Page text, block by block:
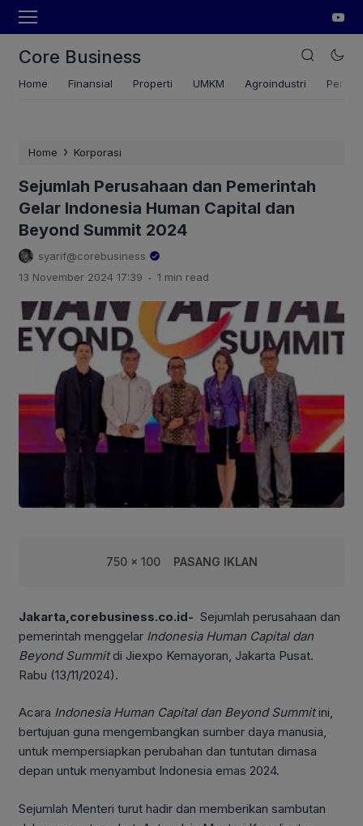
Core Business
Home Finansial Properti UMKM Agroindustri
Home › Korporasi
Sejumlah Perusahaan dan Pemerintah
Gelar Indonesia Human Capital dan
Beyond Summit 2024
syarif@corebusiness
13 November 2024 17:39 . 1 min read
750 x 100 PASANG IKLAN
Jakarta,corebusiness.co.id- Sejumlah perusahaan dan
pemerintah menggelar Indonesia Human Capital dan
Beyond Summitdi Jiexpo Kemayoran, Jakarta Pusat.
Rabu (13/11/2024).
Acara Indonesia Human Capital dan Beyond Summitini,
bertujuan guna mengembangkan sumber daya manusia,
untuk mempersiapkan perubahan dan tuntutan dimasa
depan untuk menyambut Indonesia emas 2024.
Sejumlah Menteri turut hadir dan memberikan sambutan